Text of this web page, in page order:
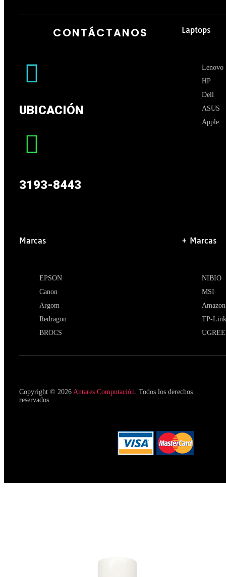
CONTÁCTANOS
UBICACIÓN
3193-8443
Laptops
Lenovo
HP
Dell
ASUS
Apple
Marcas
EPSON
Canon
Argom
Redragon
BROCS
+ Marcas
NIBIO
MSI
Amazon
TP-Link
Copyright © 2026 Antares Computación. Todos los derechos
reservados